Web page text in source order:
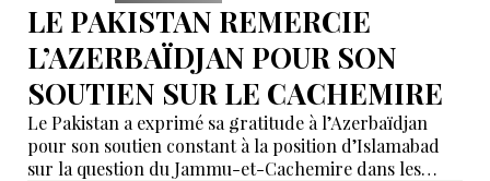
LE PAKISTAN REMERCIE
L’AZERBAÏDJAN POUR SON
SOUTIEN SUR LE CACHEMIRE
Le Pakistan a exprimé sa gratitude à l’Azerbaïdjan
pour son soutien constant à la position d’Islamabad
sur la question du Jammu-et-Cachemire dans les